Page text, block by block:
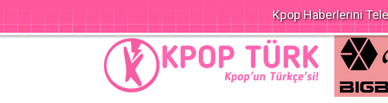
Kpop Haberlerini